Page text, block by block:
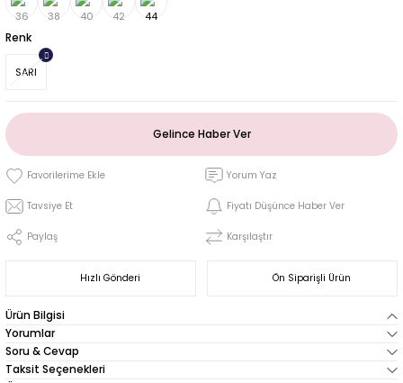
Renk
SARI
Gelince Haber Ver
Yorum Yaz
Tavsiye Et Fiyatı Düşünce Haber Ver
Paylaş Karşılaştır
Hızlı Gönderi Ön Siparişli Ürün
Ürün Bilgisi
Yorumlar
Soru & Cevap
Taksit Seçenekleri